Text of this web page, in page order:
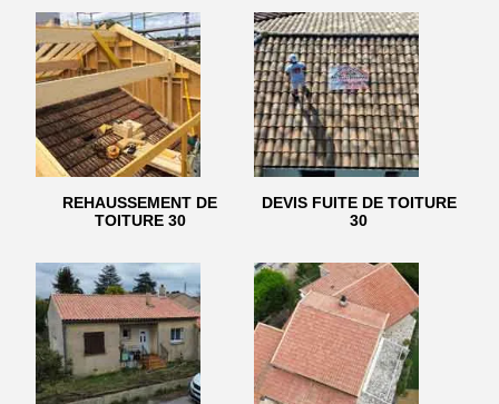
REHAUSSEMENT DE
TOITURE 30
DEVIS FUITE DE TOITURE
30